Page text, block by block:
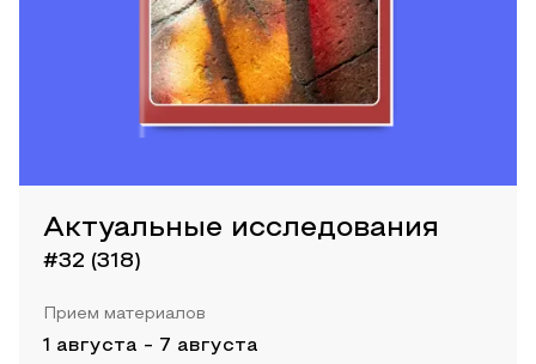
Актуальные исследования
#32 (318)
Прием материалов
1 августа - 7 августа